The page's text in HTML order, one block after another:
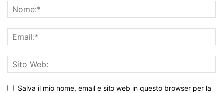
Salva il mio nome, email e sito web in questo browser per la